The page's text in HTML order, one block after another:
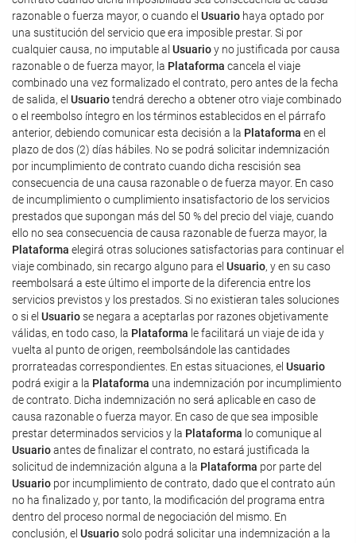
razonable o fuerza mayor, o cuando el Usuario haya optado por
una sustitución del servicio que era imposible prestar. Si por
cualquier causa, no imputable al Usuarioy no justificada por causa
razonable o de fuerza mayor, la Plataforma cancela el viaje
combinado una vez formalizado el contrato, pero antes de la fecha
de salida, el Usuariotendrá derecho a obtener otro viaje combinado
o el reembolso íntegro en los términos establecidos en el párrafo
anterior, debiendo comunicar esta decisión a la Plataforma en el
plazo de dos (2) días hábiles. No se podrá solicitar indemnización
por incumplimiento de contrato cuando dicha rescisión sea
consecuencia de una causa razonable o de fuerza mayor. En caso
de incumplimiento o cumplimiento insatisfactorio de los servicios
prestados que supongan más del 50 % del precio del viaje, cuando
ello no sea consecuencia de causa razonable de fuerza mayor, la
Plataforma elegirá otras soluciones satisfactorias para continuar el
viaje combinado, sin recargo alguno para el Usuario, y en su caso
reembolsará a este último el importe de la diferencia entre los
servicios previstos y los prestados. Si no existieran tales soluciones
o si el Usuariose negara a aceptarlas por razones objetivamente
válidas, en todo caso, la Plataforma le facilitará un viaje de ida y
vuelta al punto de origen, reembolsándole las cantidades
prorrateadas correspondientes. En estas situaciones, el Usuario
podrá exigir a la Plataforma una indemnización por incumplimiento
de contrato. Dicha indemnización no será aplicable en caso de
causa razonable o fuerza mayor. En caso de que sea imposible
prestar determinados servicios y la Plataforma lo comunique al
Usuarioantes de finalizar el contrato, no estará justificada la
solicitud de indemnización alguna a la Plataforma por parte del
Usuario por incumplimiento de contrato, dado que el contrato aún
no ha finalizado y, por tanto, la modificación del programa entra
dentro del proceso normal de negociación del mismo. En
conclusión, el Usuariosolo podrá solicitar una indemnización a la